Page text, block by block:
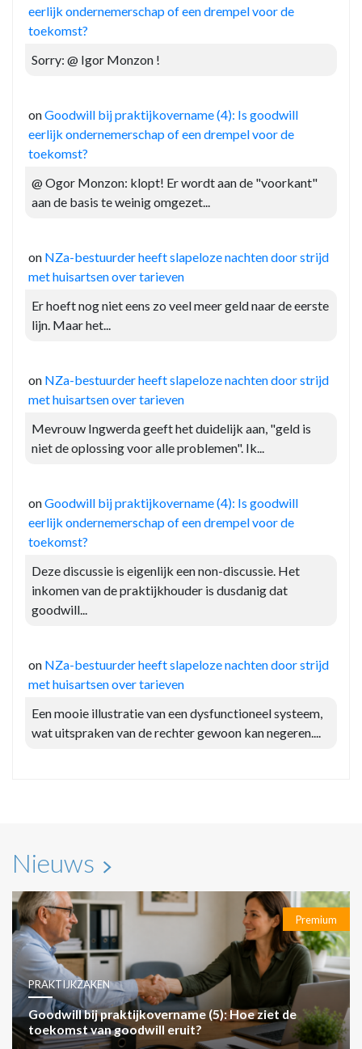
eerlijk ondernemerschap of een drempel voor de
toekomst?
Sorry: @ Igor Monzon !
onGoodwill bij praktijkovername (4): Is goodwill
eerlijk ondernemerschap of een drempel voor de
toekomst?
@ Ogor Monzon: klopt! Er wordt aan de "voorkant"
aan de basis te weinig omgezet...
on NZa-bestuurder heeft slapeloze nachten door strijd
met huisartsen over tarieven
Er hoeft nog niet eens zo veel meer geld naar de eerste
lijn. Maar het...
on NZa-bestuurder heeft slapeloze nachten door strijd
met huisartsen over tarieven
Mevrouw Ingwerda geeft het duidelijk aan, "geld is
niet de oplossing voor alle problemen". Ik...
onGoodwill bij praktijkovername (4): Is goodwill
eerlijk ondernemerschap of een drempel voor de
toekomst?
Deze discussie is eigenlijk een non-discussie. Het
inkomen van de praktijkhouder is dusdanig dat
goodwill...
on NZa-bestuurder heeft slapeloze nachten door strijd
met huisartsen over tarieven
Een mooie illustratie van een dysfunctioneel systeem,
wat uitspraken van de rechter gewoon kan negeren....
Nieuws
Premium
PRAKTIJKZAKEN
Goodwill bij praktijkovername (5): Hoe ziet de
toekomst van goodwill eruit?